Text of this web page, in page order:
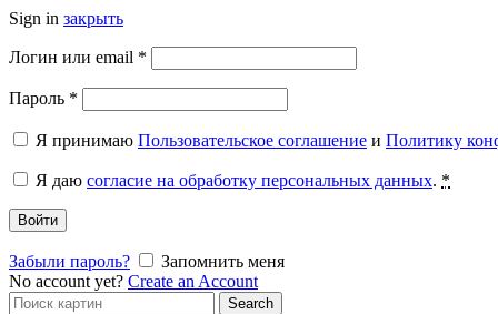
Sign in закрыть
Логин или email *
Пароль *
Я принимаю Пользовательское соглашение и Политику
Я даю согласие на обработку персональных данных. *
Войти
Забыли пароль?
Запомнить меня
No account yet? Create an Account
Search
Search